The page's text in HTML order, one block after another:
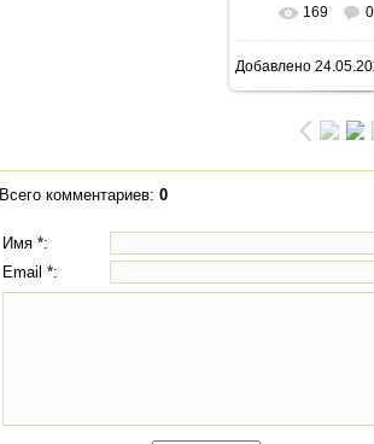
В
1238x907/
169 0
Добавлено
Всего комментариев: 0
Имя *:
Email *: